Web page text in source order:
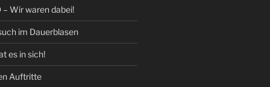
– Wir waren dabei!
im Dauerblasen
es in sich!
Auftritte